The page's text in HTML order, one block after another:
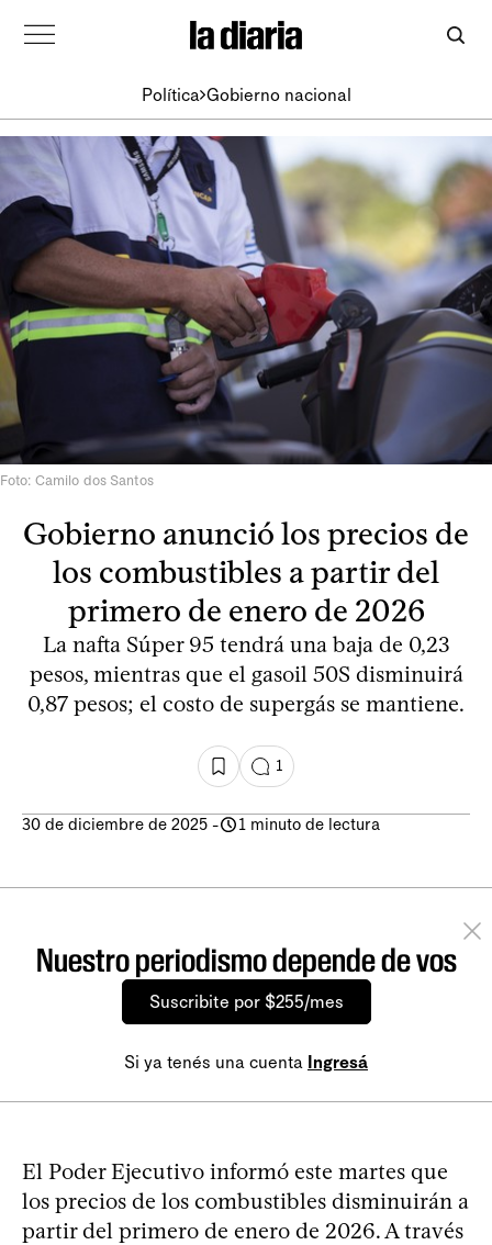
Política Gobierno nacional
Foto: Camilo dos Santos
Gobierno anunció los precios de
los combustibles a partir del
primero de enero de 2026
La nafta Súper 95 tendrá una baja de 0,23
pesos, mientras que el gasoil 50S disminuirá
0,87 pesos; el costo de supergás se mantiene.
1
30 de diciembre de 2025 - 1 minuto de lectura
Nuestro periodismo depende de vos
Suscribite por $255/mes
Si ya tenés una cuenta Ingresá
El Poder Ejecutivo informó este martes que
los precios de los combustibles disminuirán a
partir del primero de enero de 2026. A través